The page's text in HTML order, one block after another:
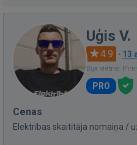
Uģis V.
4.9 · 13
Bija vietnē:
PRO
Cenas
Elektrības skaitītāja nomaiņa /